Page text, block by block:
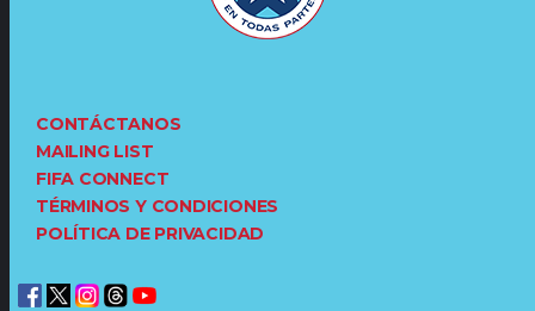
CONTÁCTANOS
MAILING LIST
FIFA CONNECT
TÉRMINOS Y CONDICIONES
POLÍTICA DE PRIVACIDAD